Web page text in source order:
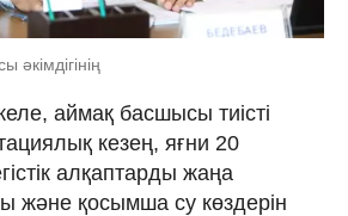
аймақ басшысы тиісті
кезең, яғни 20
алқаптарды жаңа
және қосымша су көздерін